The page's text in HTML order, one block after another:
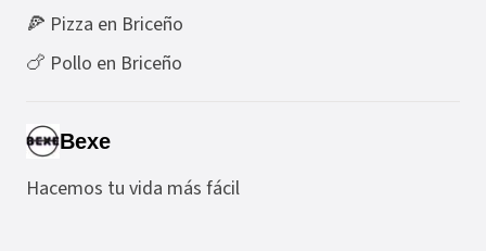
🍕 Pizza en Briceño
🍗 Pollo en Briceño
Bexe
Hacemos tu vida más fácil